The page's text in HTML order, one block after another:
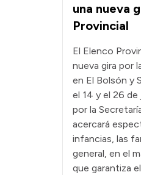
una nueva
Provincial
El Elenco
nueva gira por
en El Bolsón y
el 14 y el 26 de
por la
acercará
infancias, las
general, en el
que garantiza